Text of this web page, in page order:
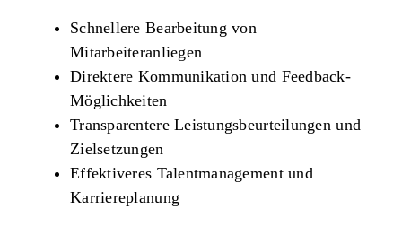
Schnellere Bearbeitung von
Mitarbeiteranliegen
Direktere Kommunikation und Feedback-
Möglichkeiten
Transparentere Leistungsbeurteilungen und
Zielsetzungen
Effektiveres Talentmanagement und
Karriereplanung